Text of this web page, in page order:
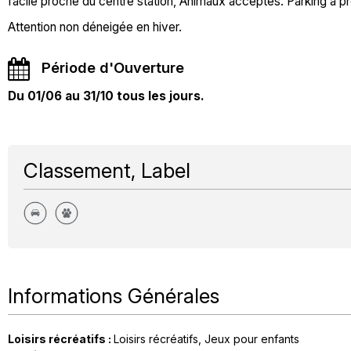
Attention non déneigée en hiver.
Période d'Ouverture
Du 01/06 au 31/10 tous les jours.
Classement, Label
Informations Générales
Loisirs récréatifs : Loisirs récréatifs Jeux pour enfants